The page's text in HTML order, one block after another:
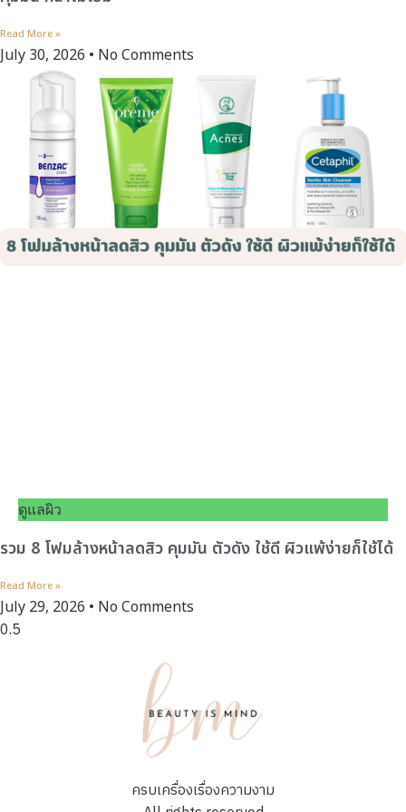
Read More »
July 30, 2026 No Comments
ดูแลผิว
รวม 8 โฟมล้างหน้าลดสิว คุมมัน ตัวดัง ใช้ดี ผิวแพ้ง่ายก็ใช้ได้
Read More »
July 29, 2026 No Comments
ครบเครื่องเรื่องความงาม